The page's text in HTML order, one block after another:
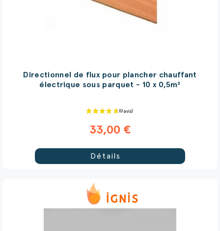
Directionnel de flux pour plancher chauffant
électrique sous parquet - 10 x 0,5m²
33,00 €
Détails